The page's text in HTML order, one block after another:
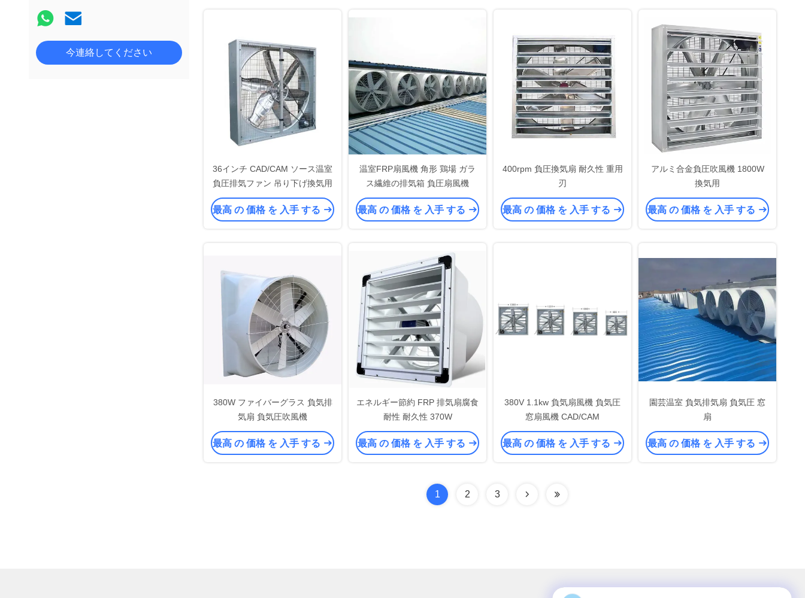
今連絡してください
36インチ CAD/CAM ソース温室
負圧排気ファン 吊り下げ換気用
最高 の 価格 を 入手 する
温室FRP扇風機 角形 鶏場 ガラ
ス繊維の排気箱 負圧扇風機
最高 の 価格 を 入手 する
400rpm 負圧換気扇 耐久性 重用
刃
最高 の 価格 を 入手 する
アルミ合金負圧吹風機 1800W
換気用
最高 の 価格 を 入手 する
380W ファイバーグラス 負気排
気扇 負気圧吹風機
最高 の 価格 を 入手 する
エネルギー節約 FRP 排気扇腐食
耐性 耐久性 370W
最高 の 価格 を 入手 する
380V 1.1kw 負気扇風機 負気圧
窓扇風機 CAD/CAM
最高 の 価格 を 入手 する
園芸温室 負気排気扇 負気圧 窓
扇
最高 の 価格 を 入手 する
1 2 3